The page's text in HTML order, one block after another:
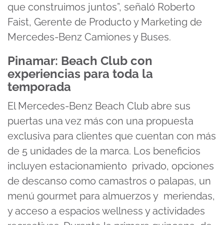
que construimos juntos”, señaló Roberto
Faist, Gerente de Producto y Marketing de
Mercedes-Benz Camiones y Buses.
Pinamar: Beach Club con
experiencias para toda la
temporada
El Mercedes-Benz Beach Club abre sus
puertas una vez más con una propuesta
exclusiva para clientes que cuentan con más
de 5 unidades de la marca. Los beneficios
incluyen estacionamiento privado, opciones
de descanso como camastros o palapas, un
menú gourmet para almuerzos y meriendas,
y acceso a espacios wellness y actividades